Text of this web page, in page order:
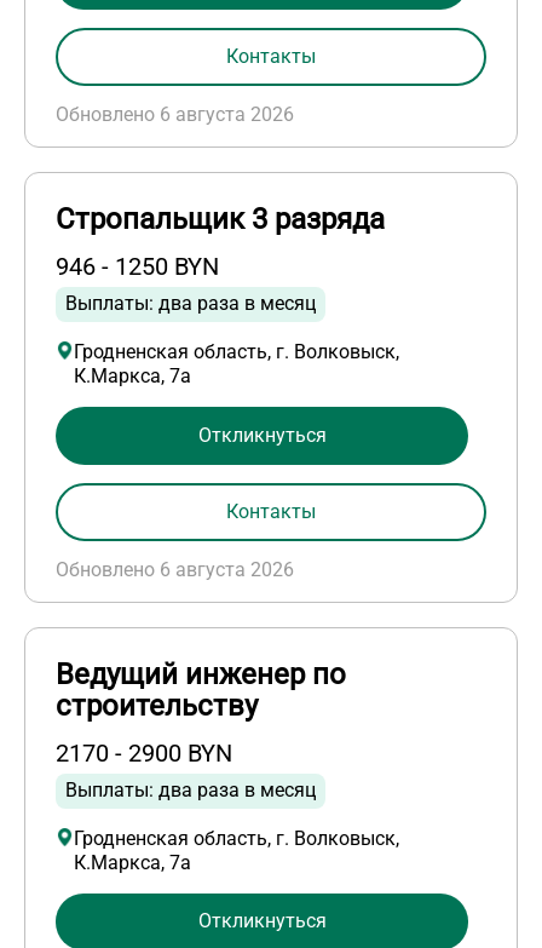
Обновлено 6 августа 2026
Контакты
Стропальщик 3 разряда
946 - 1250 BYN
Выплаты: два раза в месяц
Гродненская область, г. Волковыск,
К.Маркса, 7а
Обновлено 6 августа 2026
Откликнуться
Контакты
Ведущий инженер по
строительству
2170 - 2900 BYN
Выплаты: два раза в месяц
Гродненская область, г. Волковыск,
К.Маркса, 7а
Откликнуться